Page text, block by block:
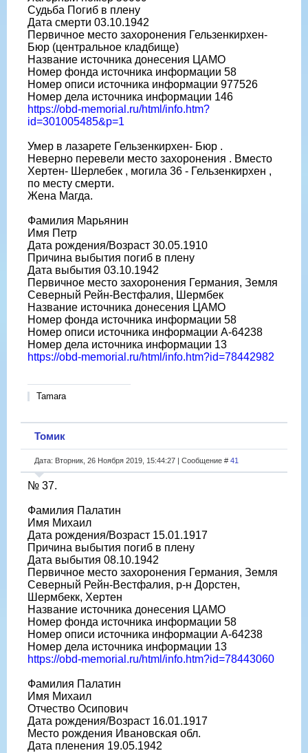
Судьба Погиб в плену
Дата смерти 03.10.1942
Первичное место захоронения Гельзенкирхен-
Бюр (центральное кладбище)
Название источника донесения ЦАМО
Номер фонда источника информации 58
Номер описи источника информации 977526
Номер дела источника информации 146
https://obd-memorial.ru/html/info.htm?
id=301005485&p=1
Умер в лазарете Гельзенкирхен- Бюр .
Неверно перевели место захоронения . Вместо
Хертен- Шерлебек , могила 36 - Гельзенкирхен ,
по месту смерти.
Жена Магда.
Фамилия Марьянин
Имя Петр
Дата рождения/Возраст 30.05.1910
Причина выбытия погиб в плену
Дата выбытия 03.10.1942
Первичное место захоронения Германия, Земля
Северный Рейн-Вестфалия, Шермбек
Название источника донесения ЦАМО
Номер фонда источника информации 58
Номер описи источника информации A-64238
Номер дела источника информации 13
https://obd-memorial.ru/html/info.htm?id=78442982
Tamara
Томик
Дата: Вторник, 26 Ноября 2019, 15:44:27 | Сообщение # 41
№ 37.
Фамилия Палатин
Имя Михаил
Дата рождения/Возраст 15.01.1917
Причина выбытия погиб в плену
Дата выбытия 08.10.1942
Первичное место захоронения Германия, Земля
Северный Рейн-Вестфалия, р-н Дорстен,
Шермбекк, Хертен
Название источника донесения ЦАМО
Номер фонда источника информации 58
Номер описи источника информации A-64238
Номер дела источника информации 13
https://obd-memorial.ru/html/info.htm?id=78443060
Фамилия Палатин
Имя Михаил
Отчество Осипович
Дата рождения/Возраст 16.01.1917
Место рождения Ивановская обл.
Дата пленения 19.05.1942